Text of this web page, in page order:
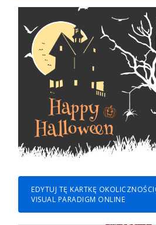
EDYTUJ TĘ KARTKĘ
VISUAL PARADIGM ONLINE